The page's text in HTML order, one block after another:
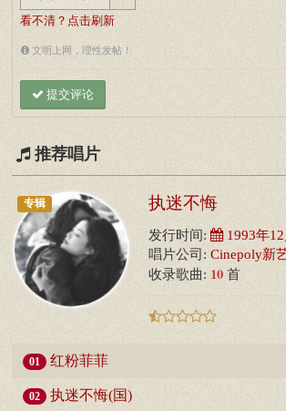
看不清？点击刷新
文明上网，理性发帖！
提交评论
推荐唱片
专辑 执迷不悔
发行时间: 1993年12
唱片公司: Cinepoly新
收录歌曲: 10 首
01 红粉菲菲
02 执迷不悔(国)